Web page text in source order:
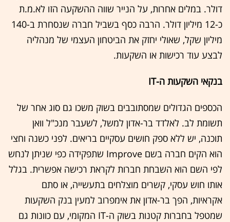
דולר. במלים אחרות, על הנייר שווה ההשקעה הזו לא.מ.ת
כ-12 מיליון דולר. הרבה כסף בשביל חברה שנסחרת ב-140
מיליון שקל, שאולי יחזק את הביטחון העצמי של מנהליה
לבצע עוד רכישות או השקעות.
בנקאי השקעות ה-IT
הכספים הגדולים שמסתובבים בשוק משכו גם סוג אחר של
תשומת לב. לאלדד בר-אדון למשל, לשעבר מנכ"ל וואן
תוכנה, יש ללא ספק חושים עסקיים בריאים. לפני כשנה וחצי
הוא הקים חברה בשם Improve שתפקידה כפי שניתן לנחש
לפי השם הוא השבחת חברות לקראת רכישה אפשרית. בגלל
אותו חוש עסקי, קשרים מוצלחים בתעשייה, או סתם
אקראיות, הפך בר-אדון את אימפרוב למעין בנק השקעות
שמטפל בחברות קטנות בשוק ה-IT המקומי, עם כוונות גם